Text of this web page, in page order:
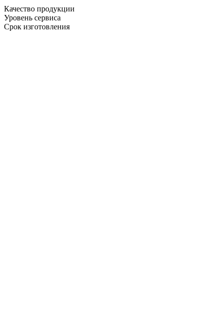
Качество продукции
Уровень сервиса
Срок изготовления